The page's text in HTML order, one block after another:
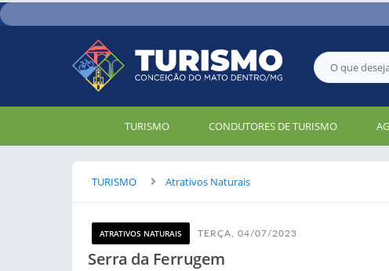
TURISMO CONDUTORES DE TURISMO
TURISMO Atrativos Naturais
ATRATIVOS NATURAIS TERÇA, 04/07/2023
Serra da Ferrugem